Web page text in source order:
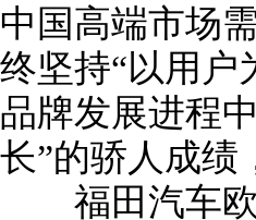
中国高端市场
终坚持“以用户
品牌发展进程
长”的骄人成绩
福田汽车欧